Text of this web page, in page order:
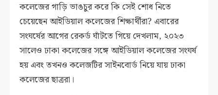
কলেজের গাড়ি ভাঙচুর করে কি সেই শোধ নিতে
চেয়েছেন আইডিয়াল কলেজের শিক্ষার্থীরা? এবারের
সংঘর্ষের আগের রেকর্ড ঘাঁটতে গিয়ে দেখলাম, ২০২৩
সালেও ঢাকা কলেজের সঙ্গে আইডিয়াল কলেজের সংঘর্ষ
হয় এবং তখনও কলেজটির সাইনবোর্ড নিয়ে যায় ঢাকা
কলেজের ছাত্ররা।